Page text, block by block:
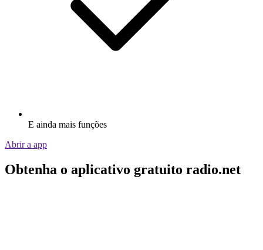
E ainda mais funções
Abrir a app
Obtenha o aplicativo gratuito radio.net